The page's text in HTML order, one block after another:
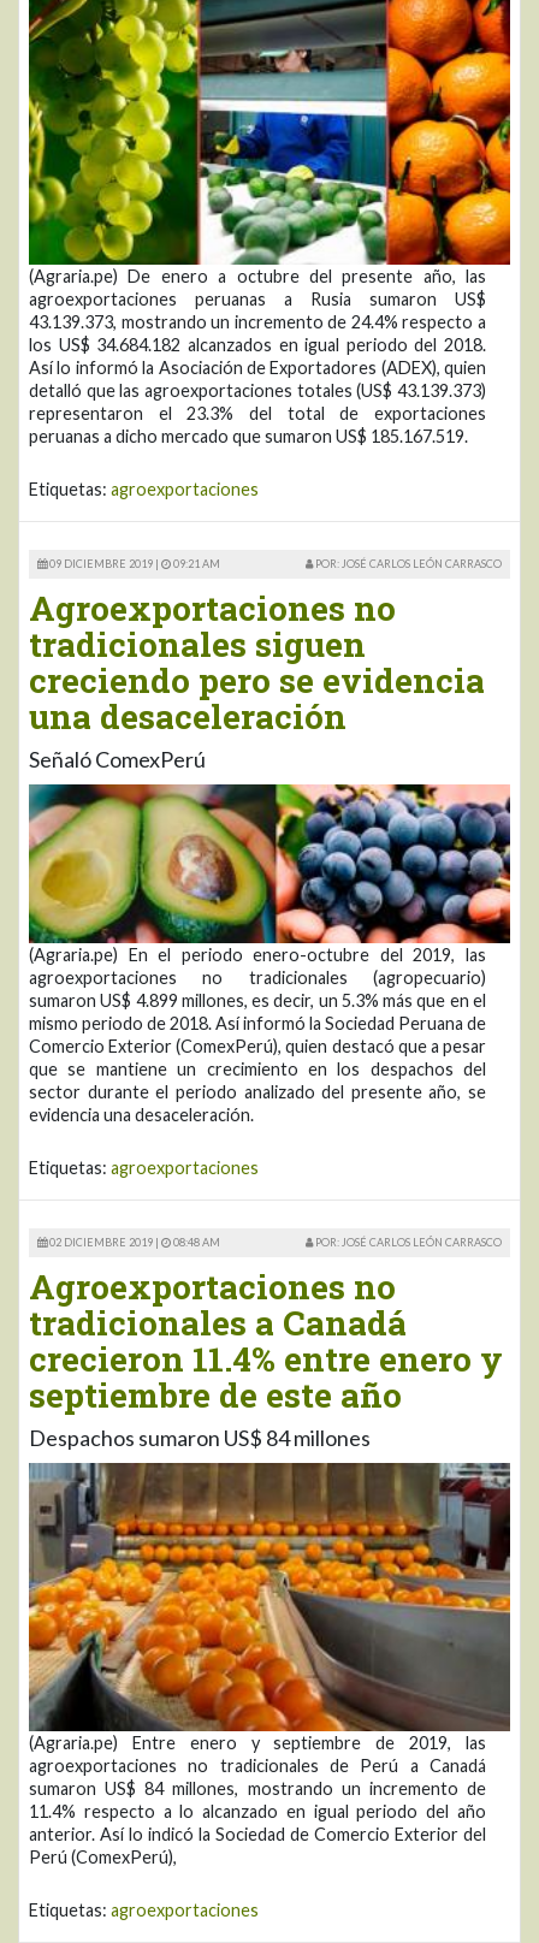
(Agraria.pe) De enero a octubre del presente año, las
agroexportaciones peruanas a Rusia sumaron US$
43.139.373, mostrando un incremento de 24.4% respecto a
los US$ 34.684.182 alcanzados en igual periodo del 2018.
Así lo informó la Asociación de Exportadores (ADEX), quien
detalló que las agroexportaciones totales (US$ 43.139.373)
representaron el 23.3% del total de exportaciones
peruanas a dicho mercado que sumaron US$ 185.167.519.
Etiquetas: agroexportaciones
09 DICIEMBRE 2019 | 09:21 AM POR: JOSÉ CARLOS LEÓN CARRASCO
Agroexportaciones no
tradicionales siguen
creciendo pero se evidencia
una desaceleración
Señaló ComexPerú
(Agraria.pe) En el periodo enero-octubre del 2019, las
agroexportaciones no tradicionales (agropecuario)
sumaron US$ 4.899 millones, es decir, un 5.3% más que en el
mismo periodo de 2018. Así informó la Sociedad Peruana de
Comercio Exterior (ComexPerú), quien destacó que a pesar
que se mantiene un crecimiento en los despachos del
sector durante el periodo analizado del presente año, se
evidencia una desaceleración.
Etiquetas: agroexportaciones
02 DICIEMBRE 2019 | 08:48 AM POR: JOSÉ CARLOS LEÓN CARRASCO
Agroexportaciones no
tradicionales a Canadá
crecieron 11.4% entre enero y
septiembre de este año
Despachos sumaron US$ 84 millones
(Agraria.pe) Entre enero y septiembre de 2019, las
agroexportaciones no tradicionales de Perú a Canadá
sumaron US$ 84 millones, mostrando un incremento de
11.4% respecto a lo alcanzado en igual periodo del año
anterior. Así lo indicó la Sociedad de Comercio Exterior del
Perú (ComexPerú),
Etiquetas: agroexportaciones